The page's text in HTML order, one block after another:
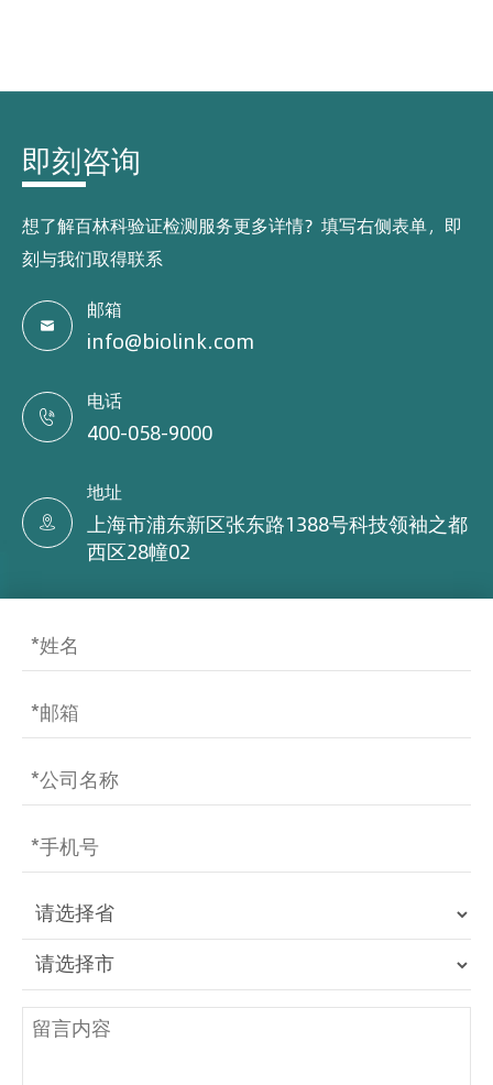
即刻咨询
想了解百林科验证检测服务更多详情？填写右侧表单，即
刻与我们取得联系

邮箱
info@biolink.com

电话
400-058-9000

地址
上海市浦东新区张东路1388号科技领袖之都
西区28幢02